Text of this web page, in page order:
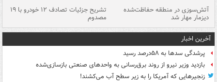
آتش‌سوزی در منطقه حفاظت‌شده
دیزمار مهار شد
تشریح جزئیات تصادف ۱۲ خودرو با ۱۹
مصدوم
آخرین اخبار
پرشدگی سدها به ۵۸درصد رسید
بازدید وزیر نیرو از روند برق‌رسانی به واحدهای صنعتی بازسازی‌شده
زنجیرهایی که آمریکا را به زیر سطح آب می‌کشند!